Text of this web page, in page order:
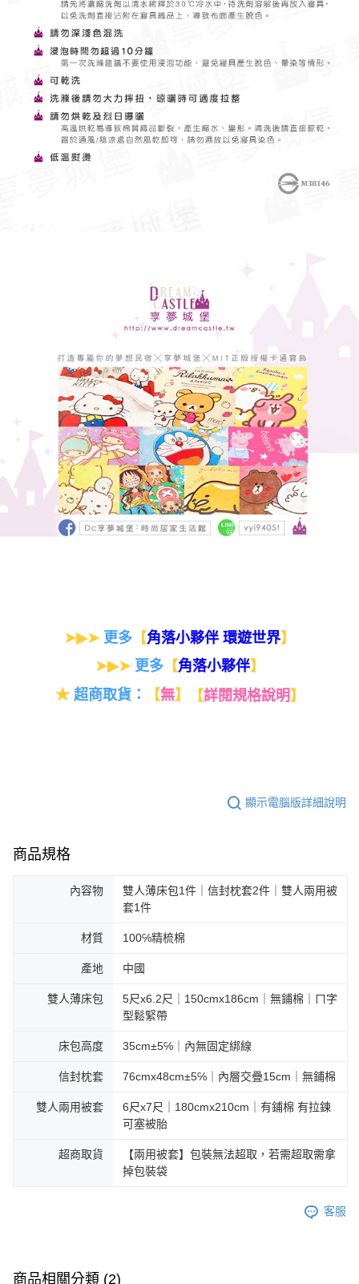
➤▶➤ 更多 【角落小夥伴 環遊世界】
➤▶➤ 更多【角落小夥伴】
★ 超商取貨： 【無】 【詳閱規格說明 】
顯示電腦版詳細說明
商品規格
內容物
雙人薄床包1件｜信封枕套2件｜雙人兩用被
套1件
材質 100℅精梳棉
產地 中國
雙人薄床包
5尺x6.2尺｜150cmx186cm｜無鋪棉｜ㄇ字
型鬆緊帶
床包高度 35cm±5℅｜內無固定綁線
信封枕套 76cmx48cm±5℅｜內層交疊15cm｜無鋪棉
雙人兩用被套
6尺x7尺｜180cmx210cm｜有鋪棉 有拉鍊
可塞被胎
超商取貨
【兩用被套】包裝無法超取，若需超取需拿
掉包裝袋
客服
商品相關分類 (2)